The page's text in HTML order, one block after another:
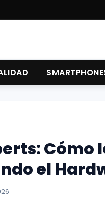
Cómo
el